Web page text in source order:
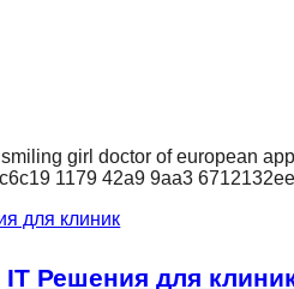
IT Решения для